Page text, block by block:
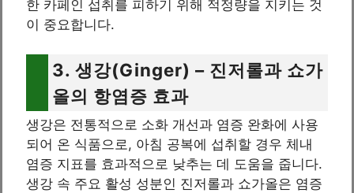
한 카페인 섭취를 피하기 위해 적정량을 지키는 것
이 중요합니다.
3. 생강(Ginger) – 진저롤과 쇼가
올의 항염증 효과
생강은 전통적으로 소화 개선과 염증 완화에 사용
되어 온 식품으로, 아침 공복에 섭취할 경우 체내
염증 지표를 효과적으로 낮추는 데 도움을 줍니다.
생강 속 주요 활성 성분인 진저롤과 쇼가올은 염증